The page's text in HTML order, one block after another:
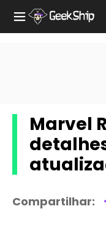
Marvel
Compartilhar: